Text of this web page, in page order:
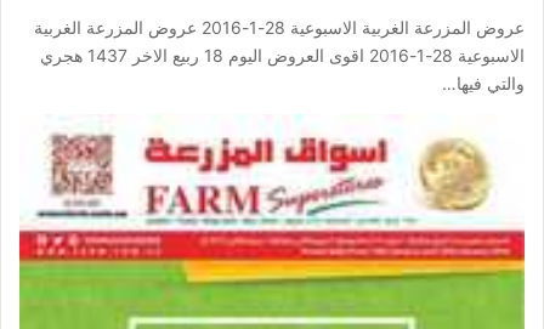
عروض المزرعة الغربية الاسبوعية 28-1-2016 عروض المزرعة الغربية
الاسبوعية 28-1-2016 اقوى العروض اليوم 18 ربيع الاخر 1437 هجري
والتي فيها…